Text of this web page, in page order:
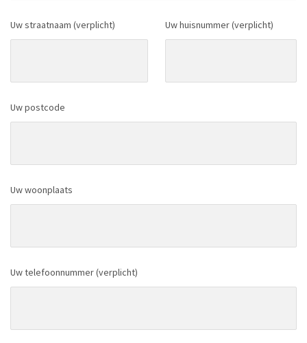
Uw straatnaam (verplicht) Uw huisnummer (verplicht)
Uw postcode
Uw woonplaats
Uw telefoonnummer (verplicht)